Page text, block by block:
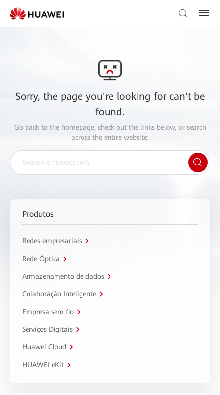
Sorry, the page you're looking for can't be
found.
Go back to the homepage, check out the links below, or search
across the entire website.
Produtos
Redes empresariais
Rede Óptica
Armazenamento de dados
Colaboração Inteligente
Empresa sem fio
Serviços Digitais
Huawei Cloud
HUAWEI eKit